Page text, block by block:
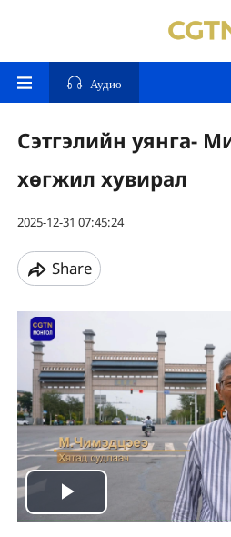
Аудио
Сэтгэлийн уянга-
хөгжил хувирал
2025-12-31 07:45:24
Share
Play